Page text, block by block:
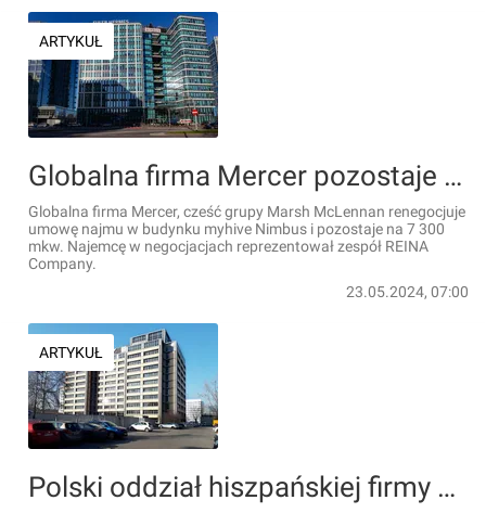
ARTYKUŁ
Globalna firma Mercer pozostaje w biurowcu myhive Nimbus
Globalna firma Mercer, cześć grupy Marsh McLennan renegocjuje
umowę najmu w budynku myhive Nimbus i pozostaje na 7 300
mkw. Najemcę w negocjacjach reprezentował zespół REINA
Company.
23.05.2024, 07:00
ARTYKUŁ
Polski oddział hiszpańskiej firmy Aldesa z nowym biurem w kompleksie myhive Mokotów